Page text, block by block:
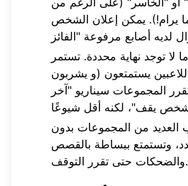
يمكن إعلان الشخص
ما لا توجد نهاية محددة. تستمر
يستمتعون (و يشربون
المجموعات سيناريو "آخر
العديد من المجموعات بدون
وتستمتع ببساطة بالقصص
والضحكات حتى تقرر التوقف.